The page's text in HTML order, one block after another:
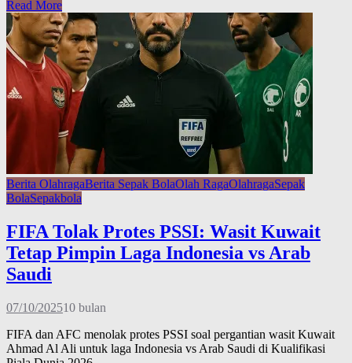
Share
Read More
Berita OlahragaBerita Sepak BolaOlah RagaOlahragaSepak
BolaSepakbola
FIFA Tolak Protes PSSI: Wasit Kuwait
Tetap Pimpin Laga Indonesia vs Arab
Saudi
07/10/202510 bulan
FIFA dan AFC menolak protes PSSI soal pergantian wasit Kuwait
Ahmad Al Ali untuk laga Indonesia vs Arab Saudi di Kualifikasi